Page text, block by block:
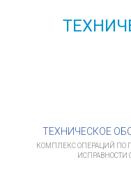
ТЕХНИЧЕСКОЕ
КОМПЛЕКС ОПЕРАЦИЙ ПО
ИСПРАВНОСТИ